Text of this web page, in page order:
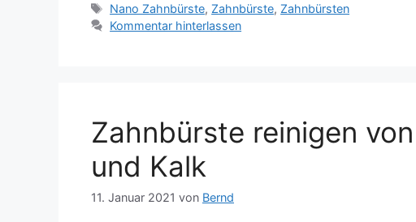
Schlagwörter
Nano Zahnbürste, Zahnbürste, Zahnbürsten
Kommentar hinterlassen
Zahnbürste reinigen
und Kalk
11. Januar 2021 von Bernd